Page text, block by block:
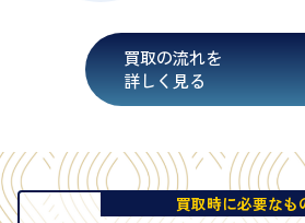
買取の流れを
詳しく見る
買取時に必要なも